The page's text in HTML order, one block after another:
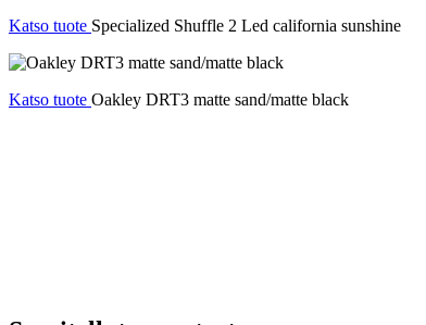
Katso tuote Specialized Shuffle 2 Led california sunshine
Katso tuote Oakley DRT3 matte sand/matte black